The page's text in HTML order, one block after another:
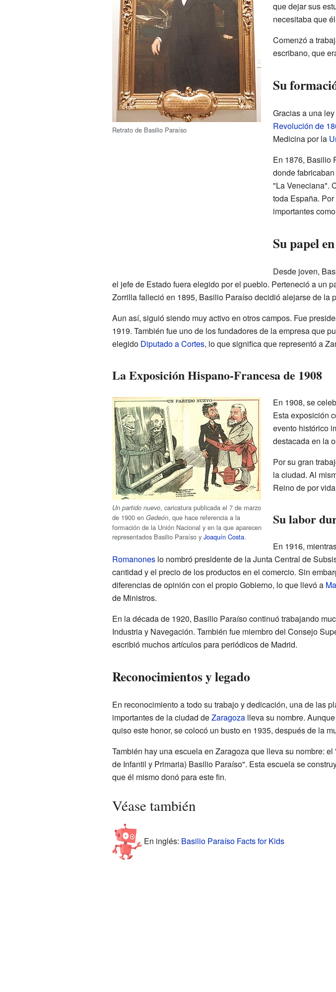
Retrato de Basilio Paraíso
que dejar sus
necesitaba que
Comenzó a
escribano, que
Su
Gracias a una
Revolución de
Medicina por la
En 1876, Basilio
donde
"La Veneciana".
toda España.
importantes
Su papel
Desde joven,
el jefe de Estado fuera elegido por el pueblo. Perteneció a un
Zorrilla falleció en 1895, Basilio Paraíso decidió alejarse de la
Aun así, siguió siendo muy activo en otros campos. Fue
1919. También fue uno de los fundadores de la empresa que
elegido Diputado a Cortes, lo que significa que representó a
La Exposición Hispano-Francesa de 1908
Un partido nuevo, caricatura publicada el 7 de marzo
de 1900 en Gedeón, que hace referencia a la
formación de la Unión Nacional y en la que aparecen
representados Basilio Paraíso y Joaquín Costa.
En 1908, se
Esta exposición
evento histórico
destacada en la
Por su gran
la ciudad. Al
Reino de por
Su labor
En 1916,
Romanoneslo nombró presidente de la Junta Central de
cantidad y el precio de los productos en el comercio. Sin
diferencias de opinión con el propio Gobierno, lo que llevó a
de Ministros.
En la década de 1920, Basilio Paraíso continuó trabajando
Industria y Navegación. También fue miembro del Consejo
escribió muchos artículos para periódicos de Madrid.
Reconocimientos y legado
En reconocimiento a todo su trabajo y dedicación, una de las
importantes de la ciudad deZaragozalleva su nombre.
quiso este honor, se colocó un busto en 1935, después de la
También hay una escuela en Zaragoza que lleva su nombre:
de Infantil y Primaria) Basilio Paraíso". Esta escuela se
que él mismo donó para este fin.
Véase también
En inglés: Basilio Paraíso Facts for Kids